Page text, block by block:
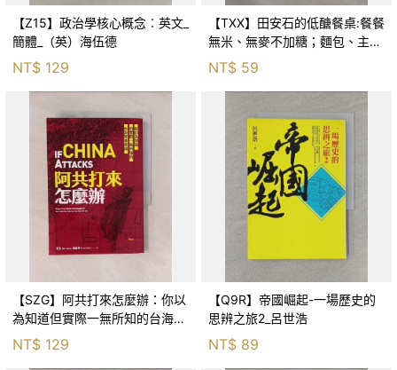
【Z15】政治學核心概念︰英文_
簡體_（英）海伍德
NT$ 129
【TXX】田安石的低醣餐桌:餐餐
無米、無麥不加糖；麵包、主
食、甜點滿足吃到飽！_田安石
NT$ 59
【SZG】阿共打來怎麼辦：你以
為知道但實際一無所知的台海軍
事常識_王立, 沈伯洋
NT$ 129
【Q9R】帝國崛起-一場歷史的
思辨之旅2_呂世浩
NT$ 89